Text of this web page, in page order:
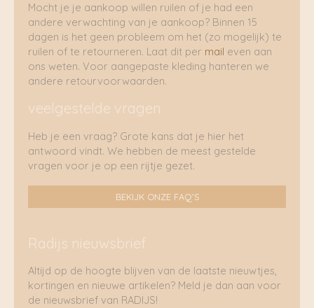
Mocht je je aankoop willen ruilen of je had een
andere verwachting van je aankoop? Binnen 15
dagen is het geen probleem om het (zo mogelijk) te
ruilen of te retourneren. Laat dit per mail even aan
ons weten. Voor aangepaste kleding hanteren we
andere retourvoorwaarden.
veelgestelde vragen
Heb je een vraag? Grote kans dat je hier het
antwoord vindt. We hebben de meest gestelde
vragen voor je op een rijtje gezet.
BEKIJK ONZE FAQ'S
Radijs nieuwsbrief
Altijd op de hoogte blijven van de laatste nieuwtjes,
kortingen en nieuwe artikelen? Meld je dan aan voor
de nieuwsbrief van RADIJS!